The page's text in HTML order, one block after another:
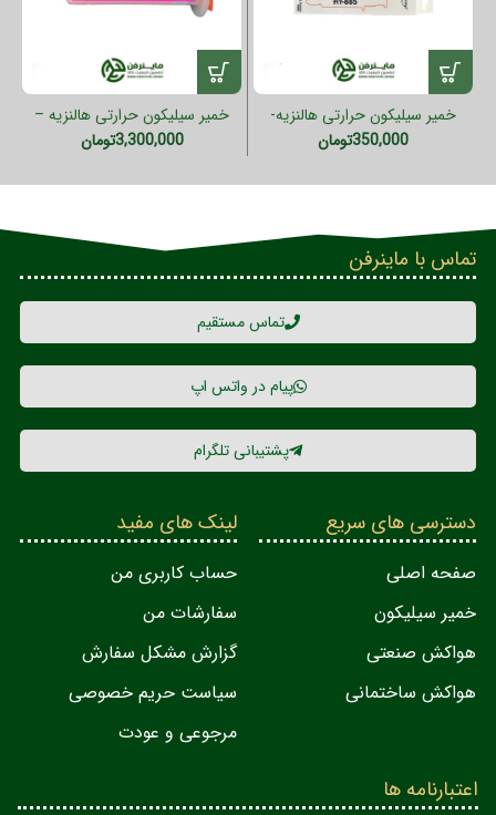
خمیر سیلیکون حرارتی هالنزیه-
4گرمی (HY885)350,000تومان
خمیر سیلیکون حرارتی هالنزیه –
3,300,000تومان
تماس با ماینرفن
تماس مستقیم
پیام در واتس اپ
پشتیبانی تلگرام
دسترسی های سریع
صفحه اصلی
خمیر سیلیکون
هواکش صنعتی
هواکش ساختمانی
لینک های مفید
حساب کاربری من
سفارشات من
گزارش مشکل سفارش
سیاست حریم خصوصی
مرجوعی و عودت
اعتبارنامه ها